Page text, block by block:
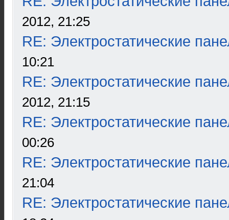
2012, 21:25
RE: Электростатические
10:21
RE: Электростатические
2012, 21:15
RE: Электростатические
00:26
RE: Электростатические
21:04
RE: Электростатические